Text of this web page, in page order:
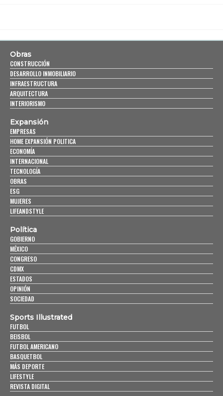
Obras
CONSTRUCCIÓN
DESARROLLO INMOBILIARIO
INFRAESTRUCTURA
ARQUITECTURA
INTERIORISMO
Expansión
EMPRESAS
HOME EXPANSIÓN POLITICA
ECONOMÍA
INTERNACIONAL
TECNOLOGÍA
OBRAS
ESG
MUJERES
LIFEANDSTYLE
Política
GOBIERNO
MÉXICO
CONGRESO
CDMX
ESTADOS
OPINIÓN
SOCIEDAD
Sports Illustrated
FUTBOL
BEISBOL
FUTBOL AMERICANO
BASQUETBOL
MÁS DEPORTE
LIFESTYLE
REVISTA DIGITAL